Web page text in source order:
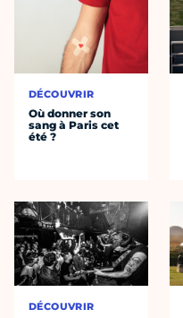
DÉCOUVRIR
Où donner son
sang à Paris cet
été ?
DÉCOUVRIR